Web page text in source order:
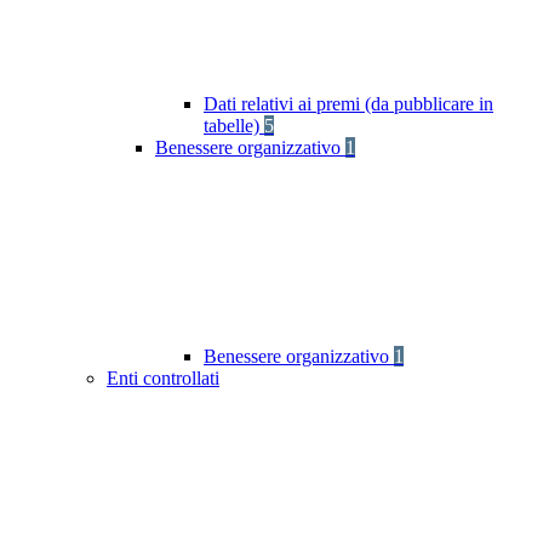
Dati relativi ai premi (da pubblicare in
tabelle) 5
Benessere organizzativo 1
Benessere organizzativo 1
Enti controllati